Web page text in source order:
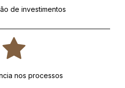
de investimentos
nos processos